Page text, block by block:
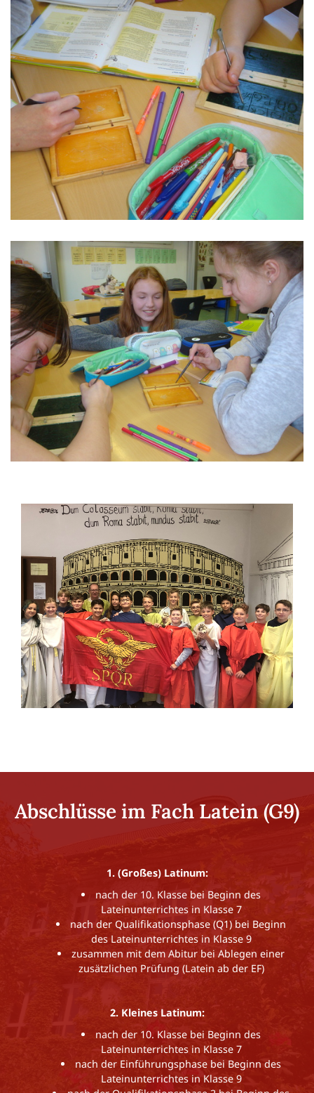
Abschlüsse im Fach Latein (G9)
1. (Großes) Latinum:
nach der 10. Klasse bei Beginn des
Lateinunterrichtes in Klasse 7
nach der Qualifikationsphase (Q1) bei Beginn
des Lateinunterrichtes in Klasse 9
zusammen mit dem Abitur bei Ablegen einer
zusätzlichen Prüfung (Latein ab der EF)
2. Kleines Latinum:
nach der 10. Klasse bei Beginn des
Lateinunterrichtes in Klasse 7
nach der Einführungsphase bei Beginn des
Lateinunterrichtes in Klasse 9